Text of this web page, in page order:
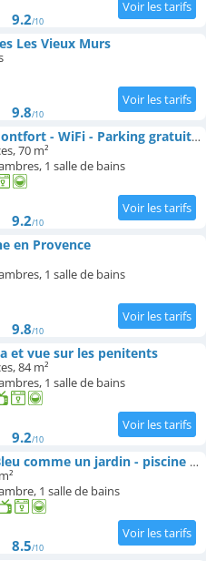
9.2/10
Les Vieux Murs
9.8/10
Les Bulles de Montfort - WiFi - Parking gratuit & Cuisine
70 m²
1 salle de bains
9.2/10
en Provence
1 salle de bains
9.8/10
et vue sur les penitents
84 m²
1 salle de bains
9.2/10
Appartement Bleu comme un jardin - piscine privée & spa
1 salle de bains
8.5/10